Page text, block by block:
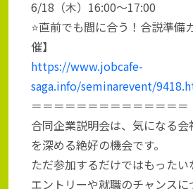
6/18（木）16:00～17:00
⭐直前でも間に合う！合説準備
催】
https://www.jobcafe-
saga.info/seminarevent/
＝＝＝＝＝＝＝＝＝＝＝＝＝＝
合同企業説明会は、気になる
を深める絶好の機会です。
ただ参加するだけではもったい
エントリーや就職のチャンス